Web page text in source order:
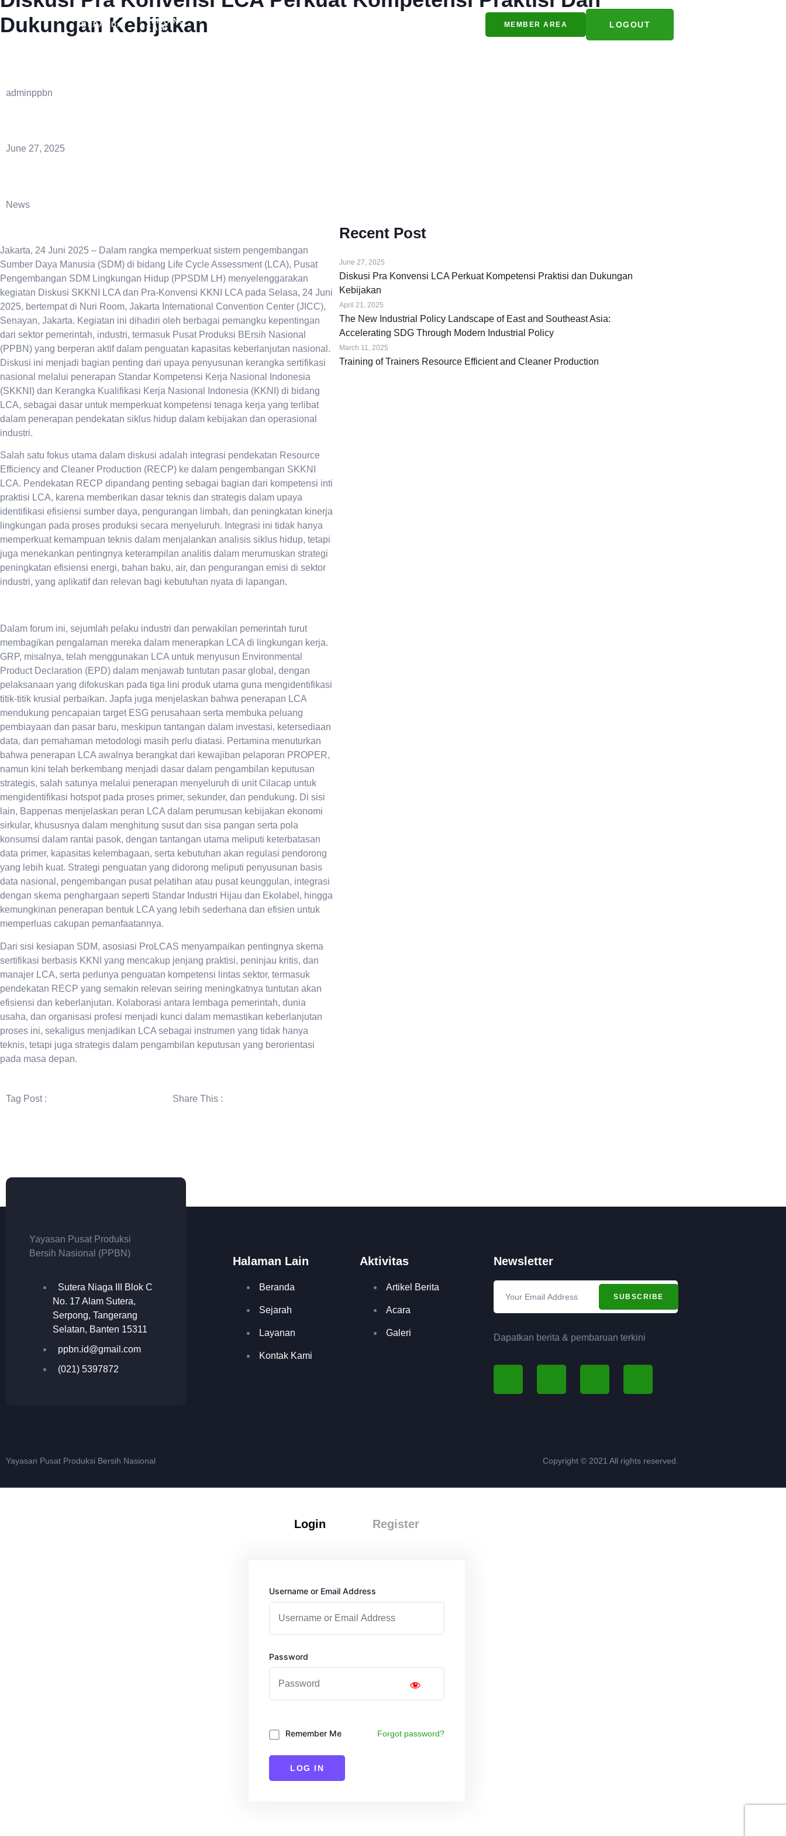
BERANDA
TENTANG
KAMI
MEMBER AREA LOGOUT
Dukungan Kebijakan
adminppbn
June 27, 2025
News
Jakarta, 24 Juni 2025 – Dalam rangka memperkuat sistem pengembangan
Sumber Daya Manusia (SDM) di bidang Life Cycle Assessment (LCA), Pusat
Pengembangan SDM Lingkungan Hidup (PPSDM LH) menyelenggarakan
kegiatan Diskusi SKKNI LCA dan Pra-Konvensi KKNI LCA pada Selasa, 24 Juni
2025, bertempat di Nuri Room, Jakarta International Convention Center (JICC),
Senayan, Jakarta. Kegiatan ini dihadiri oleh berbagai pemangku kepentingan
dari sektor pemerintah, industri, termasuk Pusat Produksi BErsih Nasional
(PPBN) yang berperan aktif dalam penguatan kapasitas keberlanjutan nasional.
Diskusi ini menjadi bagian penting dari upaya penyusunan kerangka sertifikasi
nasional melalui penerapan Standar Kompetensi Kerja Nasional Indonesia
(SKKNI) dan Kerangka Kualifikasi Kerja Nasional Indonesia (KKNI) di bidang
LCA, sebagai dasar untuk memperkuat kompetensi tenaga kerja yang terlibat
dalam penerapan pendekatan siklus hidup dalam kebijakan dan operasional
industri.
Salah satu fokus utama dalam diskusi adalah integrasi pendekatan Resource
Efficiency and Cleaner Production (RECP) ke dalam pengembangan SKKNI
LCA. Pendekatan RECP dipandang penting sebagai bagian dari kompetensi inti
praktisi LCA, karena memberikan dasar teknis dan strategis dalam upaya
identifikasi efisiensi sumber daya, pengurangan limbah, dan peningkatan kinerja
lingkungan pada proses produksi secara menyeluruh. Integrasi ini tidak hanya
memperkuat kemampuan teknis dalam menjalankan analisis siklus hidup, tetapi
juga menekankan pentingnya keterampilan analitis dalam merumuskan strategi
peningkatan efisiensi energi, bahan baku, air, dan pengurangan emisi di sektor
industri, yang aplikatif dan relevan bagi kebutuhan nyata di lapangan.
Dalam forum ini, sejumlah pelaku industri dan perwakilan pemerintah turut
membagikan pengalaman mereka dalam menerapkan LCA di lingkungan kerja.
GRP, misalnya, telah menggunakan LCA untuk menyusun Environmental
Product Declaration (EPD) dalam menjawab tuntutan pasar global, dengan
pelaksanaan yang difokuskan pada tiga lini produk utama guna mengidentifikasi
titik-titik krusial perbaikan. Japfa juga menjelaskan bahwa penerapan LCA
mendukung pencapaian target ESG perusahaan serta membuka peluang
pembiayaan dan pasar baru, meskipun tantangan dalam investasi, ketersediaan
data, dan pemahaman metodologi masih perlu diatasi. Pertamina menuturkan
bahwa penerapan LCA awalnya berangkat dari kewajiban pelaporan PROPER,
namun kini telah berkembang menjadi dasar dalam pengambilan keputusan
strategis, salah satunya melalui penerapan menyeluruh di unit Cilacap untuk
mengidentifikasi hotspot pada proses primer, sekunder, dan pendukung. Di sisi
lain, Bappenas menjelaskan peran LCA dalam perumusan kebijakan ekonomi
sirkular, khususnya dalam menghitung susut dan sisa pangan serta pola
konsumsi dalam rantai pasok, dengan tantangan utama meliputi keterbatasan
data primer, kapasitas kelembagaan, serta kebutuhan akan regulasi pendorong
yang lebih kuat. Strategi penguatan yang didorong meliputi penyusunan basis
data nasional, pengembangan pusat pelatihan atau pusat keunggulan, integrasi
dengan skema penghargaan seperti Standar Industri Hijau dan Ekolabel, hingga
kemungkinan penerapan bentuk LCA yang lebih sederhana dan efisien untuk
memperluas cakupan pemanfaatannya.
Dari sisi kesiapan SDM, asosiasi ProLCAS menyampaikan pentingnya skema
sertifikasi berbasis KKNI yang mencakup jenjang praktisi, peninjau kritis, dan
manajer LCA, serta perlunya penguatan kompetensi lintas sektor, termasuk
pendekatan RECP yang semakin relevan seiring meningkatnya tuntutan akan
efisiensi dan keberlanjutan. Kolaborasi antara lembaga pemerintah, dunia
usaha, dan organisasi profesi menjadi kunci dalam memastikan keberlanjutan
proses ini, sekaligus menjadikan LCA sebagai instrumen yang tidak hanya
teknis, tetapi juga strategis dalam pengambilan keputusan yang berorientasi
pada masa depan.
Tag Post : Share This :
Recent Post
June 27, 2025
Diskusi Pra Konvensi LCA Perkuat Kompetensi Praktisi dan Dukungan
Kebijakan
April 21, 2025
The New Industrial Policy Landscape of East and Southeast Asia:
Accelerating SDG Through Modern Industrial Policy
March 11, 2025
Training of Trainers Resource Efficient and Cleaner Production
Yayasan Pusat Produksi
Bersih Nasional (PPBN)
Sutera Niaga III Blok C
No. 17 Alam Sutera,
Serpong, Tangerang
Selatan, Banten 15311
ppbn.id@gmail.com
(021) 5397872
Halaman Lain
Beranda
Sejarah
Layanan
Kontak Kami
Aktivitas
Artikel Berita
Acara
Galeri
Newsletter
SUBSCRIBE
Dapatkan berita & pembaruan terkini
Yayasan Pusat Produksi Bersih Nasional Copyright © 2021 All rights reserved.
Login Register
Username or Email Address
Password
Remember Me Forgot password?
LOG IN